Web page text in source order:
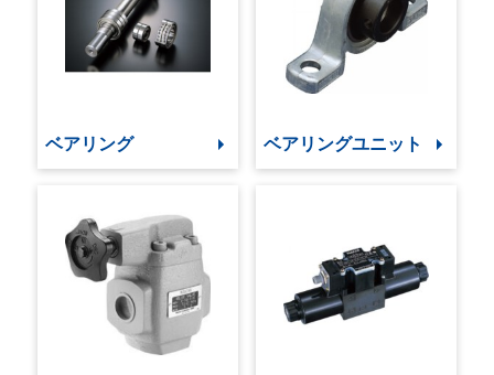
ベアリング ベアリングユニット